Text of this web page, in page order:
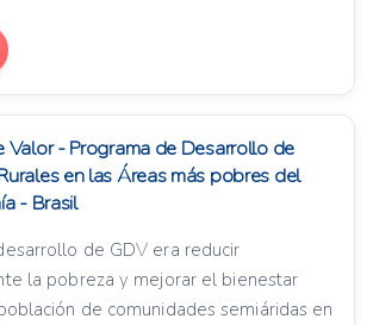
Valor - Programa de Desarrollo de
en las Áreas más pobres del
- Brasil
de GDV era reducir
la pobreza y mejorar el bienestar
de comunidades semiáridas en